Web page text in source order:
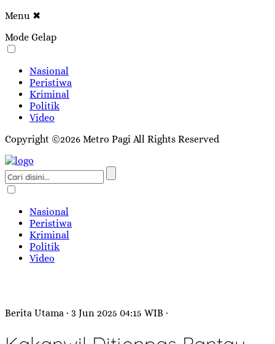
Menu ✖
Mode Gelap
Nasional
Peristiwa
Kriminal
Politik
Video
Copyright ©2026 Metro Pagi All Rights Reserved
Nasional
Peristiwa
Kriminal
Politik
Video
Berita Utama · 3 Jun 2025 04:15 WIB ·